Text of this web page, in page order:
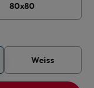
80x80
Weiss